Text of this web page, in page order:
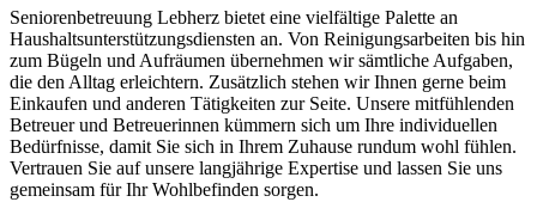
Seniorenbetreuung Lebherz bietet eine vielfältige Palette an
Haushaltsunterstützungsdiensten an. Von Reinigungsarbeiten bis hin
zum Bügeln und Aufräumen übernehmen wir sämtliche Aufgaben,
die den Alltag erleichtern. Zusätzlich stehen wir Ihnen gerne beim
Einkaufen und anderen Tätigkeiten zur Seite. Unsere mitfühlenden
Betreuer und Betreuerinnen kümmern sich um Ihre individuellen
Bedürfnisse, damit Sie sich in Ihrem Zuhause rundum wohl fühlen.
Vertrauen Sie auf unsere langjährige Expertise und lassen Sie uns
gemeinsam für Ihr Wohlbefinden sorgen.